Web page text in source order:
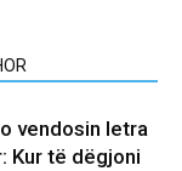
vendosin letra
Kur të dëgjoni